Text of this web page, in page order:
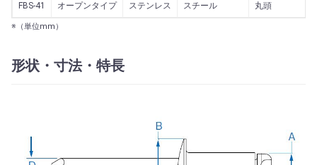
FBS-41 オープンタイプ ステンレス スチール 丸頭
※（単位mm）
形状・寸法・特長